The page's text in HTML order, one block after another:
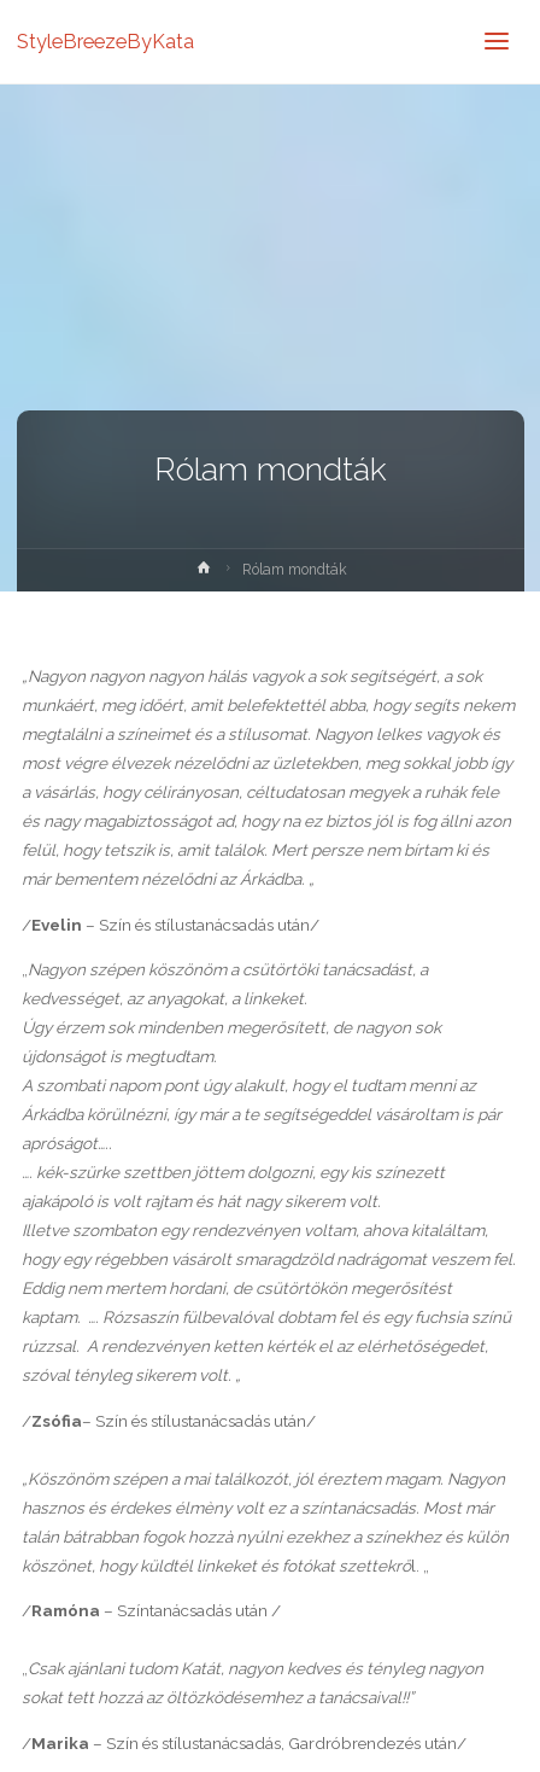
StyleBreezeByKata
Rólam mondták
HomeRólam mondták
„Nagyon nagyon nagyon hálás vagyok a sok segítségért, a sok
munkáért, meg időért, amit belefektettél abba, hogy segíts nekem
megtalálni a színeimet és a stílusomat. Nagyon lelkes vagyok és
most végre élvezek nézelődni az üzletekben, meg sokkal jobb így
a vásárlás, hogy célirányosan, céltudatosan megyek a ruhák fele
és nagy magabiztosságot ad, hogy na ez biztos jól is fog állni azon
felül, hogy tetszik is, amit találok. Mert persze nem bírtam ki és
már bementem nézelődni az Árkádba. „
/Evelin – Szín és stílustanácsadás után/
„Nagyon szépen köszönöm a csütörtöki tanácsadást, a
kedvességet, az anyagokat, a linkeket.
Úgy érzem sok mindenben megerősített, de nagyon sok
újdonságot is megtudtam.
A szombati napom pont úgy alakult, hogy el tudtam menni az
Árkádba körülnézni, így már a te segítségeddel vásároltam is pár
apróságot…..
…. kék-szürke szettben jöttem dolgozni, egy kis színezett
ajakápoló is volt rajtam és hát nagy sikerem volt.
Illetve szombaton egy rendezvényen voltam, ahova kitaláltam,
hogy egy régebben vásárolt smaragdzöld nadrágomat veszem fel.
Eddig nem mertem hordani, de csütörtökön megerősítést
kaptam. …. Rózsaszín fülbevalóval dobtam fel és egy fuchsia színű
rúzzsal. A rendezvényen ketten kérték el az elérhetőségedet,
szóval tényleg sikerem volt. „
/Zsófia– Szín és stílustanácsadás után/
„Köszönöm szépen a mai találkozót, jól éreztem magam. Nagyon
hasznos és érdekes élmèny volt ez a színtanácsadás. Most már
talán bátrabban fogok hozzà nyúlni ezekhez a színekhez és külön
köszönet, hogy küldtél linkeket és fotókat szettekről. „
/Ramóna – Színtanácsadás után /
„Csak ajánlani tudom Katát, nagyon kedves és tényleg nagyon
sokat tett hozzá az öltözködésemhez a tanácsaival!!”
/Marika – Szín és stílustanácsadás, Gardróbrendezés után/